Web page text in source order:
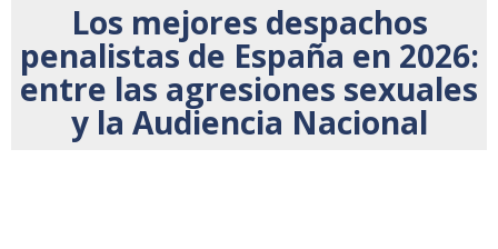
Los mejores despachos
penalistas de España en 2026:
entre las agresiones sexuales
y la Audiencia Nacional